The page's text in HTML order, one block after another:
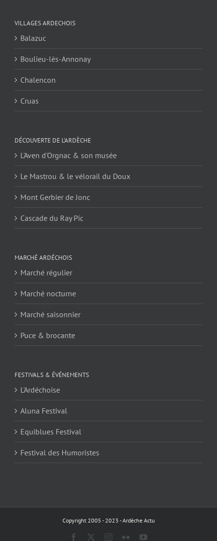
VILLAGES ARDECHOIS
Balazuc
Boulieu-lès-Annonay
Chalencon
Cruas
DÉCOUVERTE DE L’ARDÈCHE
L'Aven d'Orgnac & son musée
Le Mastrou & le vélorail du Doux
Mont Gerbier de Jonc
Cascade du Ray Pic
MARCHÉ ARDÉCHOIS
Marché régulier
Marché nocturne
Marché saisonnier
Puce & brocante
FESTIVALS & ÉVÉNEMENTS
L'Ardéchoise
Aluna Festival
Equiblues Festival
Festival des Humoristes
Copyright 2005 - 2023 - Ardèche Actu
Facebook Instagram
FlickrYouTube